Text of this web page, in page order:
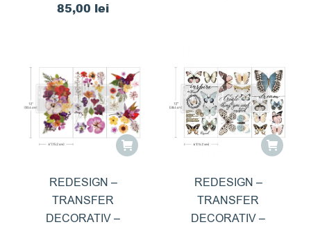
85,00 lei
REDESIGN –
TRANSFER
DECORATIV –
REDESIGN –
TRANSFER
DECORATIV –